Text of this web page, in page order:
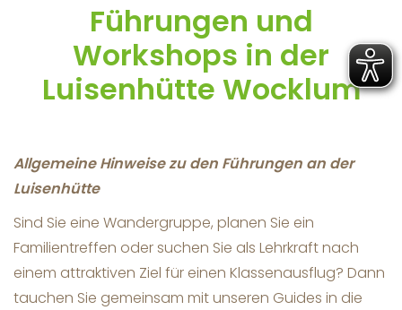
Führungen und
Workshops in der
Luisenhütte Wocklum
Allgemeine Hinweise zu den Führungen an der
Luisenhütte
Sind Sie eine Wandergruppe, planen Sie ein
Familientreffen oder suchen Sie als Lehrkraft nach
einem attraktiven Ziel für einen Klassenausflug? Dann
tauchen Sie gemeinsam mit unseren Guides in die